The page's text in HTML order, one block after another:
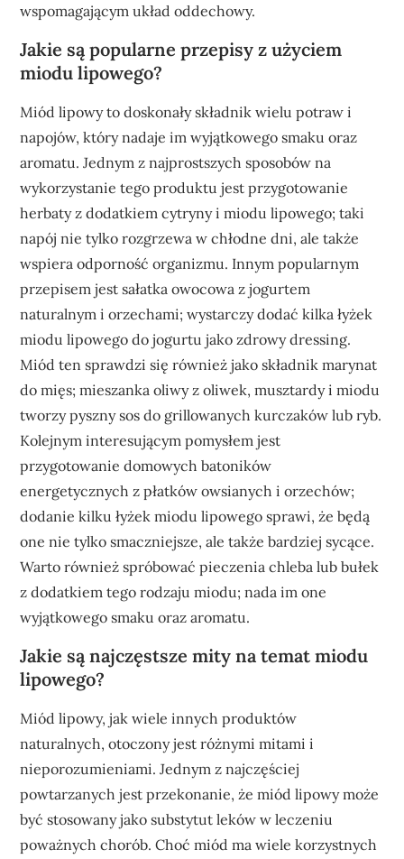
wspomagającym układ oddechowy.
Jakie są popularne przepisy z użyciem
miodu lipowego?
Miód lipowy to doskonały składnik wielu potraw i
napojów, który nadaje im wyjątkowego smaku oraz
aromatu. Jednym z najprostszych sposobów na
wykorzystanie tego produktu jest przygotowanie
herbaty z dodatkiem cytryny i miodu lipowego; taki
napój nie tylko rozgrzewa w chłodne dni, ale także
wspiera odporność organizmu. Innym popularnym
przepisem jest sałatka owocowa z jogurtem
naturalnym i orzechami; wystarczy dodać kilka łyżek
miodu lipowego do jogurtu jako zdrowy dressing.
Miód ten sprawdzi się również jako składnik marynat
do mięs; mieszanka oliwy z oliwek, musztardy i miodu
tworzy pyszny sos do grillowanych kurczaków lub ryb.
Kolejnym interesującym pomysłem jest
przygotowanie domowych batoników
energetycznych z płatków owsianych i orzechów;
dodanie kilku łyżek miodu lipowego sprawi, że będą
one nie tylko smaczniejsze, ale także bardziej sycące.
Warto również spróbować pieczenia chleba lub bułek
z dodatkiem tego rodzaju miodu; nada im one
wyjątkowego smaku oraz aromatu.
Jakie są najczęstsze mity na temat miodu
lipowego?
Miód lipowy, jak wiele innych produktów
naturalnych, otoczony jest różnymi mitami i
nieporozumieniami. Jednym z najczęściej
powtarzanych jest przekonanie, że miód lipowy może
być stosowany jako substytut leków w leczeniu
poważnych chorób. Choć miód ma wiele korzystnych